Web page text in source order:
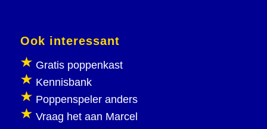
Ook interessant
Gratis poppenkast
Kennisbank
Poppenspeler anders
Vraag het aan Marcel